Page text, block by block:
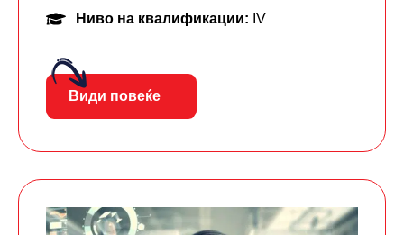
Ниво на квалификации: IV
Види повеќе